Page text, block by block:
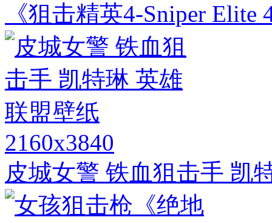
《狙击精英4-Sniper
2160x3840
皮城女警 铁血狙击手 凯